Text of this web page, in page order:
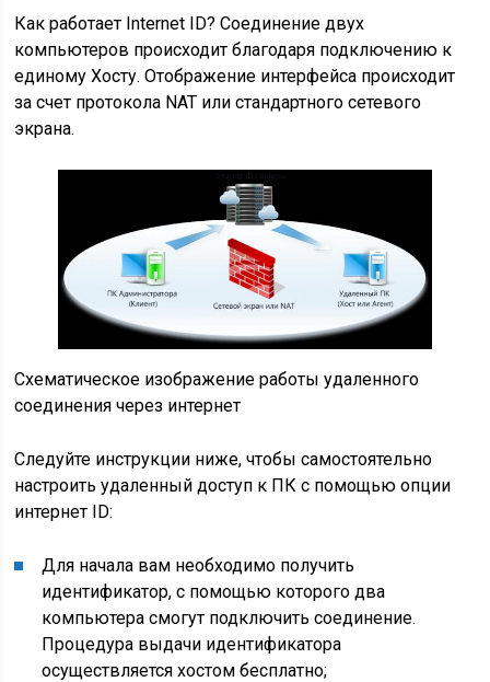
Как работает Internet ID? Соединение двух
компьютеров происходит благодаря подключению к
единому Хосту. Отображение интерфейса происходит
за счет протокола NAT или стандартного сетевого
экрана.
Схематическое изображение работы удаленного
соединения через интернет
Следуйте инструкции ниже, чтобы самостоятельно
настроить удаленный доступ к ПК с помощью опции
интернет ID:
Для начала вам необходимо получить
идентификатор, с помощью которого два
компьютера смогут подключить соединение.
Процедура выдачи идентификатора
осуществляется хостом бесплатно;